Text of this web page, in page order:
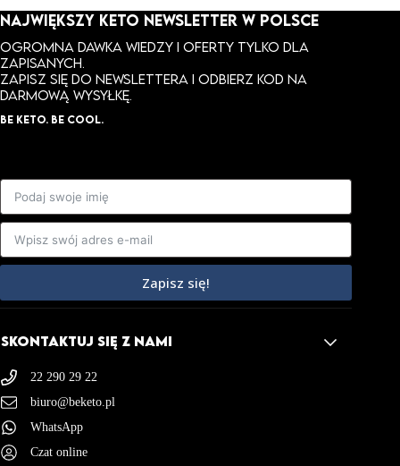
NAJWIĘKSZY KETO NEWSLETTER W POLSCE
Ogromna dawka wiedzy i oferty tylko dla
zapisanych.
ZAPISZ SIĘ DO NEWSLETTERA I ODBIERZ KOD NA
DARMOWĄ WYSYŁKĘ.
BE KETO. BE COOL.
Zapisz się!
SKONTAKTUJ SIĘ Z NAMI
22 290 29 22
biuro@beketo.pl
WhatsApp
Czat online